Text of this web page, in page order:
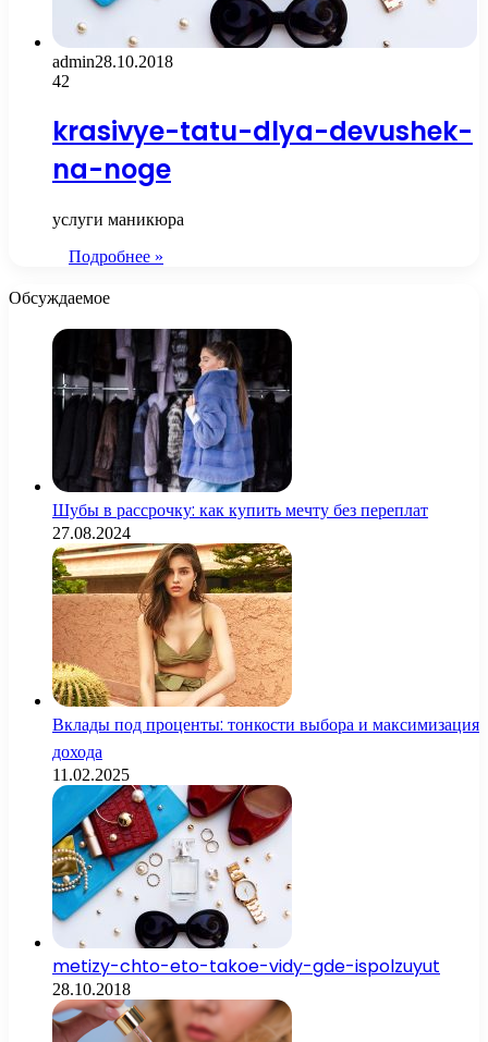
admin28.10.2018
42
krasivye-tatu-dlya-devushek-
na-noge
услуги маникюра
Подробнее »
Обсуждаемое
Шубы в рассрочку: как купить мечту без переплат
27.08.2024
Вклады под проценты: тонкости выбора и максимизация
дохода
11.02.2025
metizy-chto-eto-takoe-vidy-gde-ispolzuyut
28.10.2018